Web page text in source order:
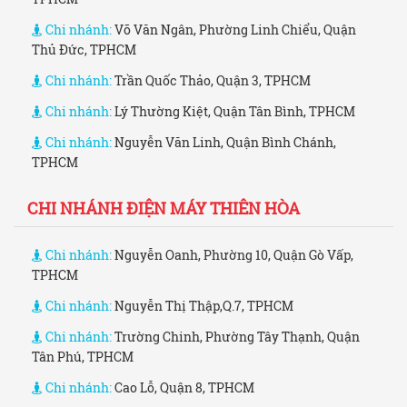
Chi nhánh:Võ Văn Ngân, Phường Linh Chiểu, Quận
Thủ Đức, TPHCM
Chi nhánh:Trần Quốc Thảo, Quận 3, TPHCM
Chi nhánh:Lý Thường Kiệt, Quận Tân Bình, TPHCM
Chi nhánh:Nguyễn Văn Linh, Quận Bình Chánh,
TPHCM
CHI NHÁNH ĐIỆN MÁY THIÊN HÒA
Chi nhánh:Nguyễn Oanh, Phường 10, Quận Gò Vấp,
TPHCM
Chi nhánh:Nguyễn Thị Thập,Q.7, TPHCM
Chi nhánh:Trường Chinh, Phường Tây Thạnh, Quận
Tân Phú, TPHCM
Chi nhánh:Cao Lỗ, Quận 8, TPHCM